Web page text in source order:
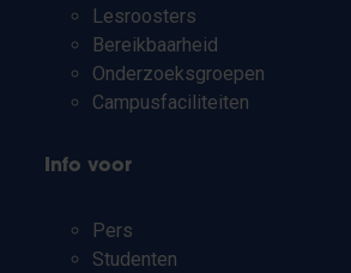
Lesroosters
Bereikbaarheid
Onderzoeksgroepen
Campusfaciliteiten
Info voor
Pers
Studenten